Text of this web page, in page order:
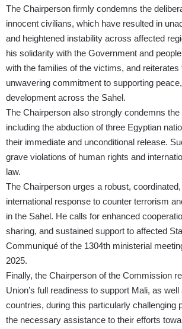
The Chairperson firmly condemns the
innocent civilians, which have resulted in
and heightened instability across affected
his solidarity with the Government and
with the families of the victims, and reiterates
unwavering commitment to supporting
development across the Sahel.
The Chairperson also strongly condemns
including the abduction of three Egyptian
their immediate and unconditional release.
grave violations of human rights and
law.
The Chairperson urges a robust,
international response to counter terrorism
in the Sahel. He calls for enhanced
sharing, and sustained support to affected
Communiqué of the 1304th ministerial
2025.
Finally, the Chairperson of the Commission
Union’s full readiness to support Mali, as
countries, during this particularly challenging
the necessary assistance to their efforts